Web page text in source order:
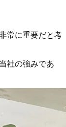
常に重要だと考
社の強みであ